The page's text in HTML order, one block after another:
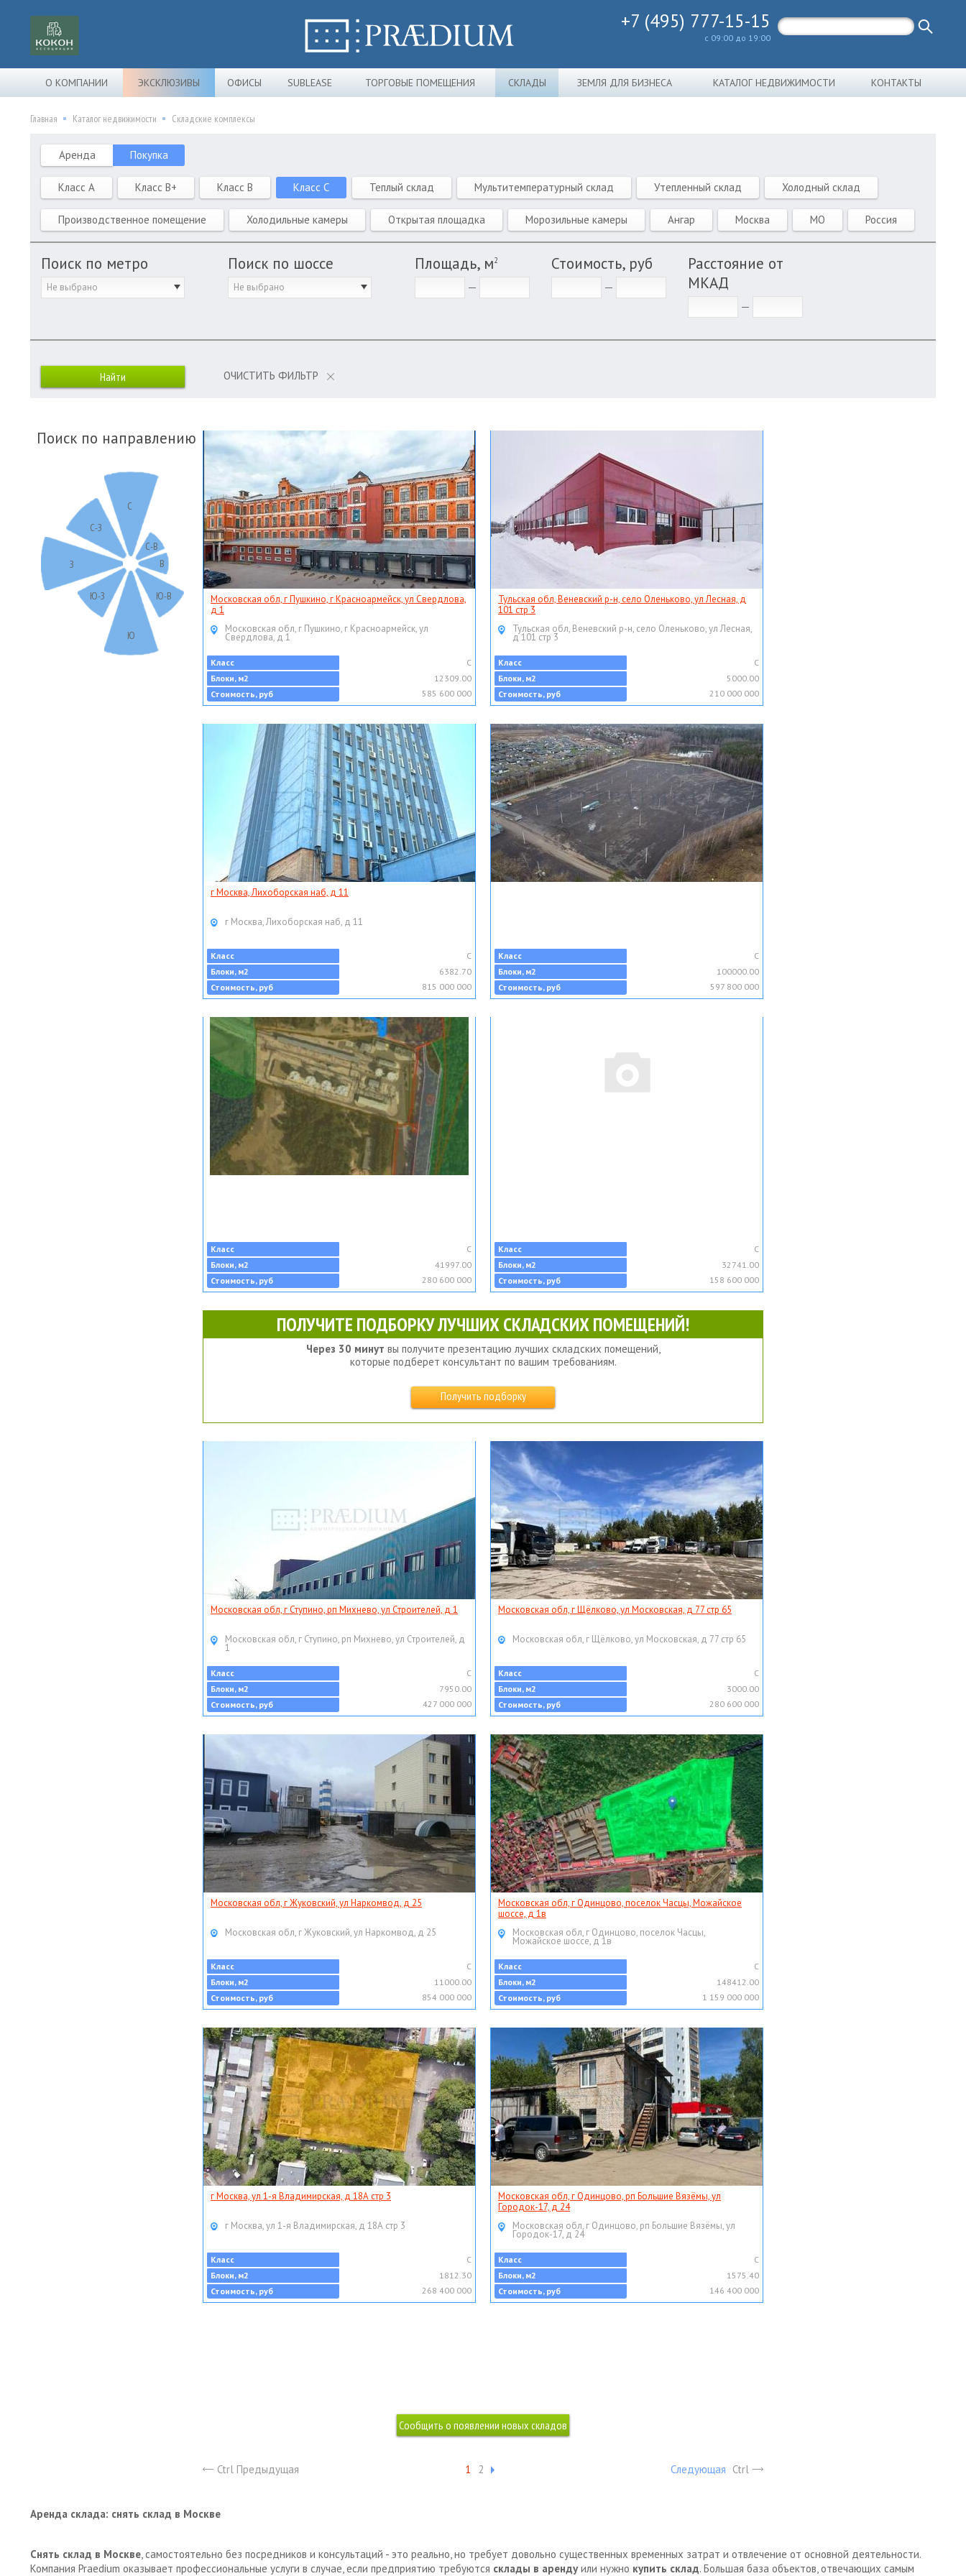
+7 (495) 777-15-15
с 09:00 до 19:00
О КОМПАНИИ ЭКСКЛЮЗИВЫ ОФИСЫ SUBLEASE ТОРГОВЫЕ ПОМЕЩЕНИЯ СКЛАДЫ ЗЕМЛЯ ДЛЯ БИЗНЕСА КАТАЛОГ НЕДВИЖИМОСТИ КОНТАКТЫ
Главная Каталог недвижимости Складские комплексы
Аренда Покупка
Класс A Класс B+ Класс B Класс C Теплый склад Мультитемпературный склад Утепленный склад Холодный склад
Производственное помещение Холодильные камеры Открытая площадка Морозильные камеры Ангар Москва МО Россия
Поиск по метро
Не выбрано
Поиск по шоссе
Не выбрано
Площадь, м2 Стоимость, руб
Расстояние от
МКАД
ОЧИСТИТЬ ФИЛЬТР
Поиск по направлению
С
С-В
В
Ю-В
Ю
Ю-З
З
С-З
Московская обл, г Пушкино, г Красноармейск, ул Свердлова,
д 1
Московская обл, г Пушкино, г Красноармейск, ул
Свердлова, д 1
Класс
C
Блоки, м2
12309.00
Стоимость, руб
585 600 000
Тульская обл, Веневский р-н, село Оленьково, ул Лесная, д
101 стр 3
Тульская обл, Веневский р-н, село Оленьково, ул Лесная,
д 101 стр 3
Класс
C
Блоки, м2
5000.00
Стоимость, руб
210 000 000
г Москва, Лихоборская наб, д 11
г Москва, Лихоборская наб, д 11
Класс
C
Блоки, м2
6382.70
Стоимость, руб
815 000 000
Класс
C
Блоки, м2
100000.00
Стоимость, руб
597 800 000
Класс
C
Блоки, м2
41997.00
Стоимость, руб
280 600 000
Класс
C
Блоки, м2
32741.00
Стоимость, руб
158 600 000
ПОЛУЧИТЕ ПОДБОРКУ ЛУЧШИХ СКЛАДСКИХ ПОМЕЩЕНИЙ!
Через 30 минут вы получите презентацию лучших складских помещений,
которые подберет консультант по вашим требованиям.
Получить подборку
Московская обл, г Ступино, рп Михнево, ул Строителей, д 1
Московская обл, г Ступино, рп Михнево, ул Строителей, д
1
Класс
C
Блоки, м2
7950.00
Стоимость, руб
427 000 000
Московская обл, г Щёлково, ул Московская, д 77 стр 65
Московская обл, г Щёлково, ул Московская, д 77 стр 65
Класс
C
Блоки, м2
3000.00
Стоимость, руб
280 600 000
Московская обл, г Жуковский, ул Наркомвод, д 25
Московская обл, г Жуковский, ул Наркомвод, д 25
Класс
C
Блоки, м2
11000.00
Стоимость, руб
854 000 000
Московская обл, г Одинцово, поселок Часцы, Можайское
шоссе, д 1в
Московская обл, г Одинцово, поселок Часцы,
Можайское шоссе, д 1в
Класс
C
Блоки, м2
148412.00
Стоимость, руб
1 159 000 000
г Москва, ул 1-я Владимирская, д 18А стр 3
г Москва, ул 1-я Владимирская, д 18А стр 3
Класс
C
Блоки, м2
1812.30
Стоимость, руб
268 400 000
Московская обл, г Одинцово, рп Большие Вязёмы, ул
Городок-17, д 24
Московская обл, г Одинцово, рп Большие Вязёмы, ул
Городок-17, д 24
Класс
C
Блоки, м2
1575.40
Стоимость, руб
146 400 000
Ctrl Предыдущая 1 2 Следующая Ctrl
Аренда склада: снять склад в Москве
Снять склад в Москве, самостоятельно без посредников и консультаций - это реально, но требует довольно существенных временных затрат и отвлечение от основной деятельности.
Компания Praedium оказывает профессиональные услуги в случае, если предприятию требуются склады в аренду или нужно купить склад. Большая база объектов, отвечающих самым